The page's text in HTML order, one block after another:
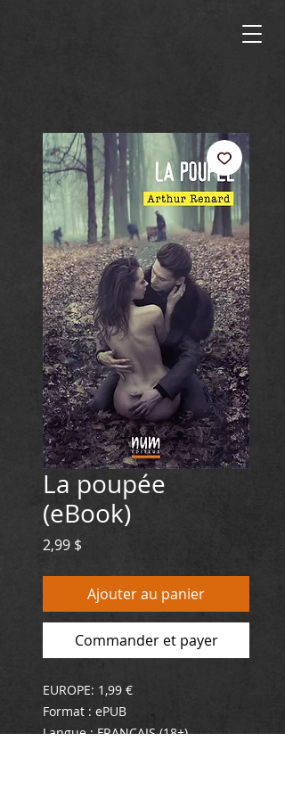
La poupée
(eBook)
2,99 $
Ajouter au panier
Commander et payer
EUROPE: 1,99 €
Format : ePUB
Langue : FRANÇAIS (18+)